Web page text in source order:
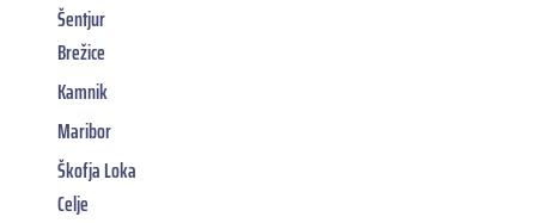
Šentjur
Brežice
Kamnik
Maribor
Škofja Loka
Celje